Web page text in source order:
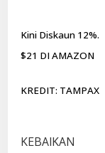
Kini Diskaun 12%.
$21 DI AMAZON
KREDIT: TAMPAX
KEBAIKAN